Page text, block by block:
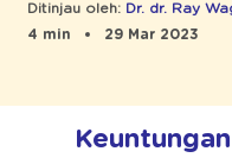
Ditinjau oleh: Dr. dr. Ray
4 min
29 Mar 2023